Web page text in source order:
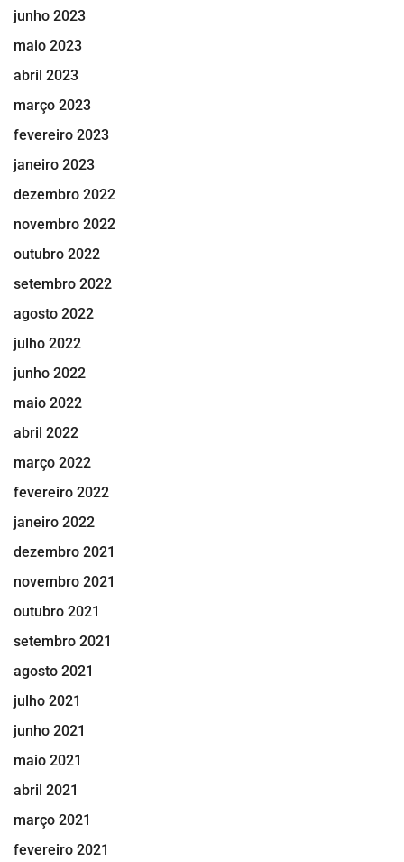
junho 2023
maio 2023
abril 2023
março 2023
fevereiro 2023
janeiro 2023
dezembro 2022
novembro 2022
outubro 2022
setembro 2022
agosto 2022
julho 2022
junho 2022
maio 2022
abril 2022
março 2022
fevereiro 2022
janeiro 2022
dezembro 2021
novembro 2021
outubro 2021
setembro 2021
agosto 2021
julho 2021
junho 2021
maio 2021
abril 2021
março 2021
fevereiro 2021